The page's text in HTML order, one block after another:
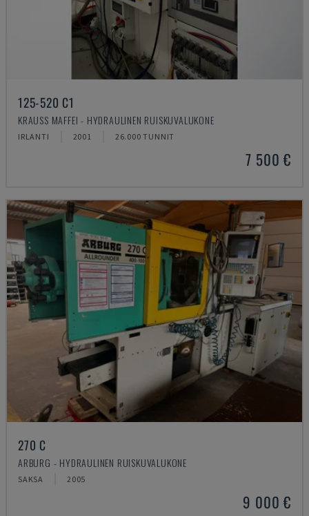
125-520 C1
KRAUSS MAFFEI - HYDRAULINEN RUISKUVALUKONE
IRLANTI 2001 26.000 TUNNIT
7 500 €
270 C
ARBURG - HYDRAULINEN RUISKUVALUKONE
SAKSA 2005
9 000 €